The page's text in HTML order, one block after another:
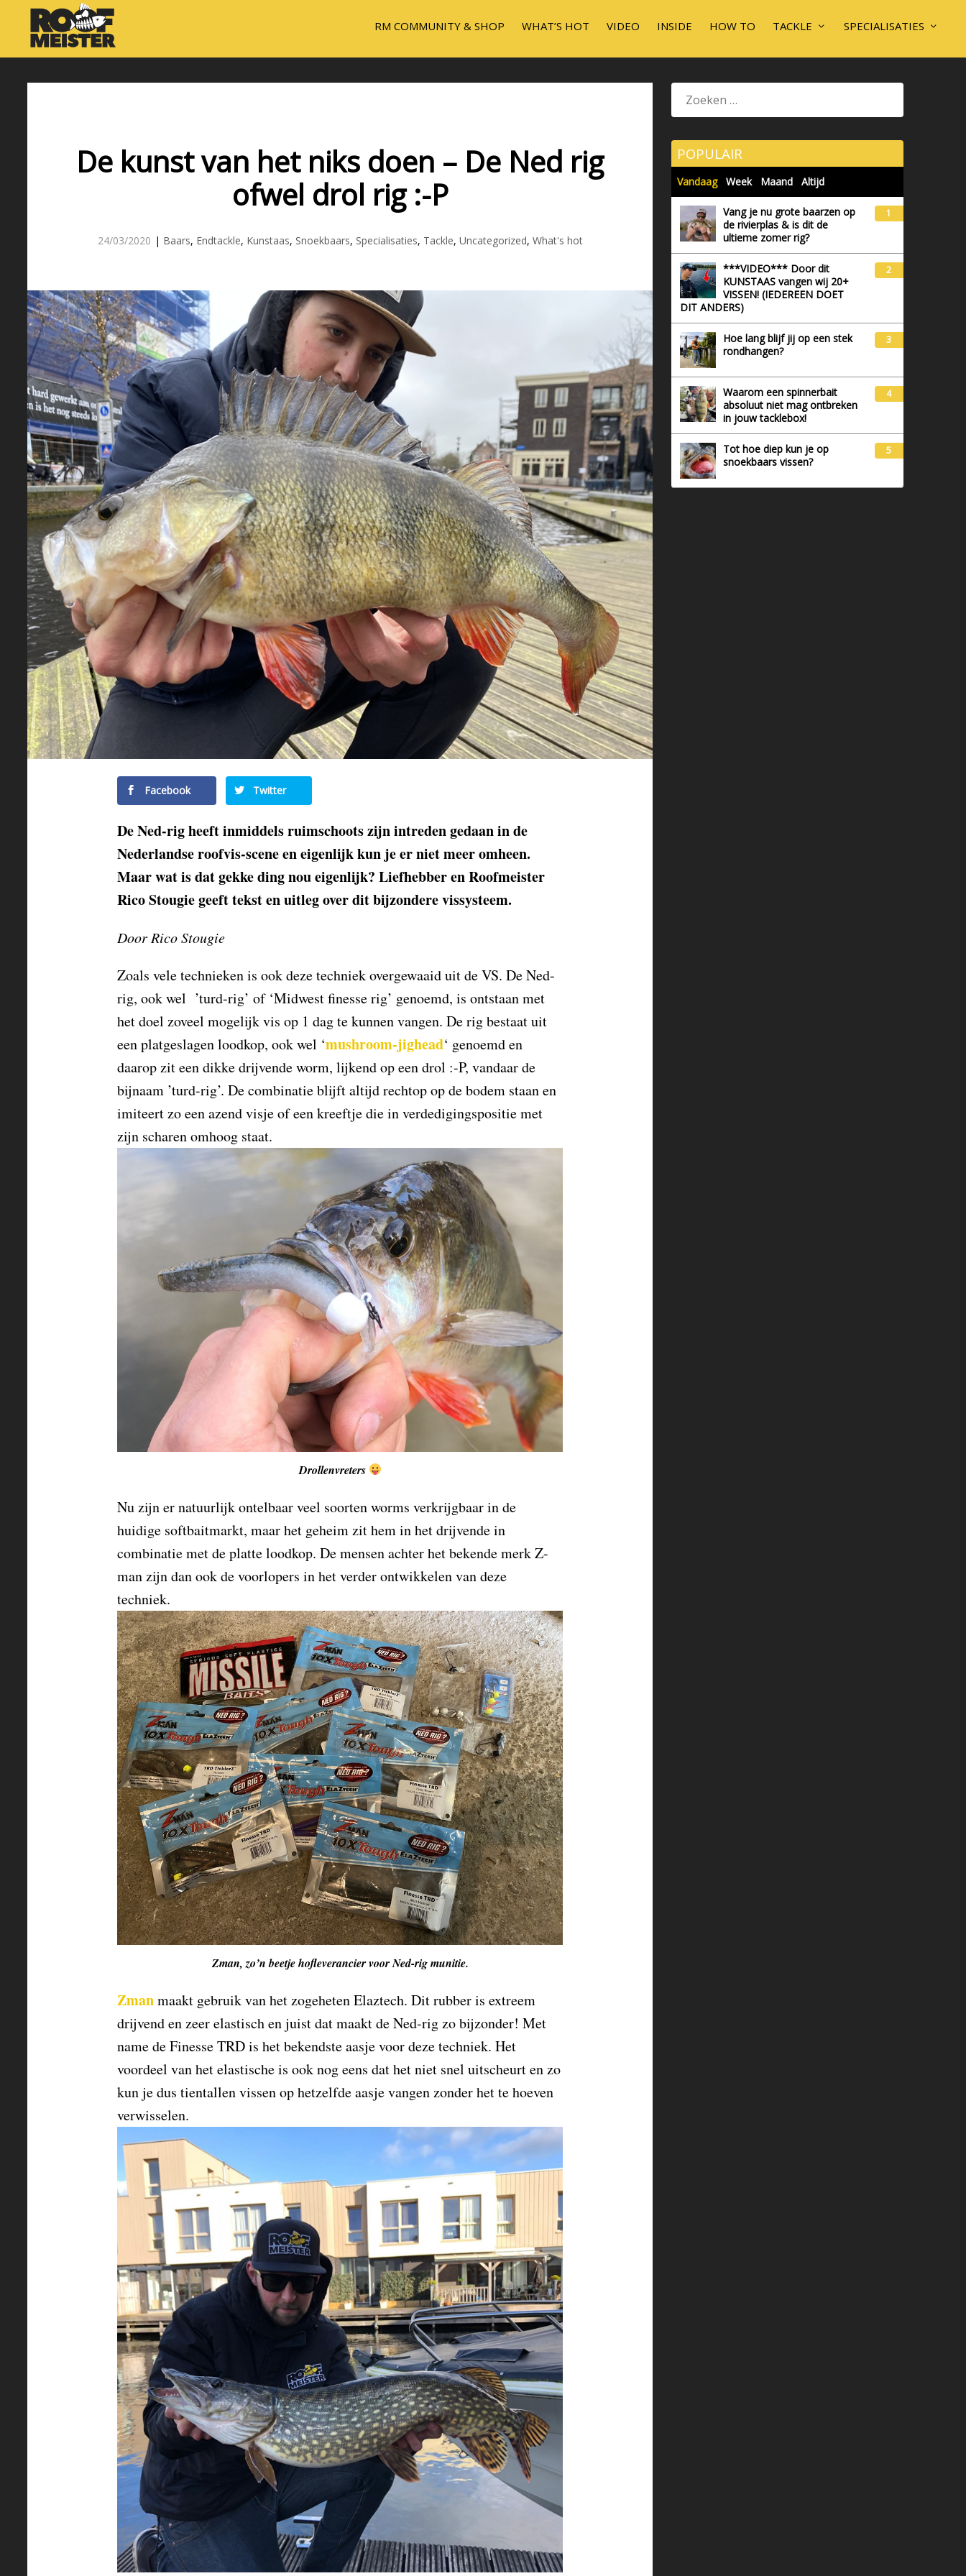
RM COMMUNITY & SHOP WHAT’S HOT VIDEO INSIDE HOW TO TACKLE SPECIALISATIES
De kunst van het niks doen – De Ned rig
ofwel drol rig :-P
24/03/2020 | Baars, Endtackle, Kunstaas, Snoekbaars, Specialisaties, Tackle, Uncategorized, What's hot
Facebook Twitter
De Ned-rig heeft inmiddels ruimschoots zijn intreden gedaan in de
Nederlandse roofvis-sceneen eigenlijk kun je er niet meer omheen.
Maar wat is dat gekke ding nou eigenlijk? Liefhebber en Roofmeister
Rico Stougie geeft tekst en uitleg over dit bijzondere vissysteem.
Door Rico Stougie
Zoals vele technieken is ook deze techniek overgewaaid uit de VS. De Ned-
rig, ook wel ’turd-rig’ of ‘Midwest finesse rig’ genoemd, is ontstaan met
het doel zoveel mogelijk vis op 1 dag te kunnen vangen. De rig bestaat uit
een platgeslagen loodkop, ook wel ‘mushroom-jighead‘ genoemd en
daarop zit een dikke drijvende worm, lijkend op een drol :-P, vandaar de
bijnaam ’turd-rig’. De combinatie blijft altijd rechtop op de bodem staan en
imiteert zo een azend visje of een kreeftje die in verdedigingspositie met
zijn scharen omhoog staat.
Drollenvreters
Nu zijn er natuurlijk ontelbaar veel soorten worms verkrijgbaar in de
huidige softbaitmarkt, maar het geheim zit hem in het drijvende in
combinatie met de platte loodkop. De mensen achter het bekende merk Z-
man zijn dan ook de voorlopers in het verder ontwikkelen van deze
techniek.
Zman, zo’n beetje hofleverancier voor Ned-rig munitie.
Zmanmaakt gebruik van het zogeheten Elaztech. Dit rubber is extreem
drijvend en zeer elastisch en juist dat maakt de Ned-rig zo bijzonder! Met
name de Finesse TRD is het bekendste aasje voor deze techniek. Het
voordeel van het elastische is ook nog eens dat het niet snel uitscheurt en zo
kun je dus tientallen vissen op hetzelfde aasje vangen zonder het te hoeven
verwisselen.
POPULAIR
Vandaag Week Maand Altijd
Vang je nu grote baarzen op
de rivierplas & is dit de
ultieme zomer rig?
1
***VIDEO*** Door dit
KUNSTAAS vangen wij 20+
VISSEN! (IEDEREEN DOET
DIT ANDERS)
2
Hoe lang blijf jij op een stek
rondhangen?
3
Waarom een spinnerbait
absoluut niet mag ontbreken
in jouw tacklebox!
4
Tot hoe diep kun je op
snoekbaars vissen?
5